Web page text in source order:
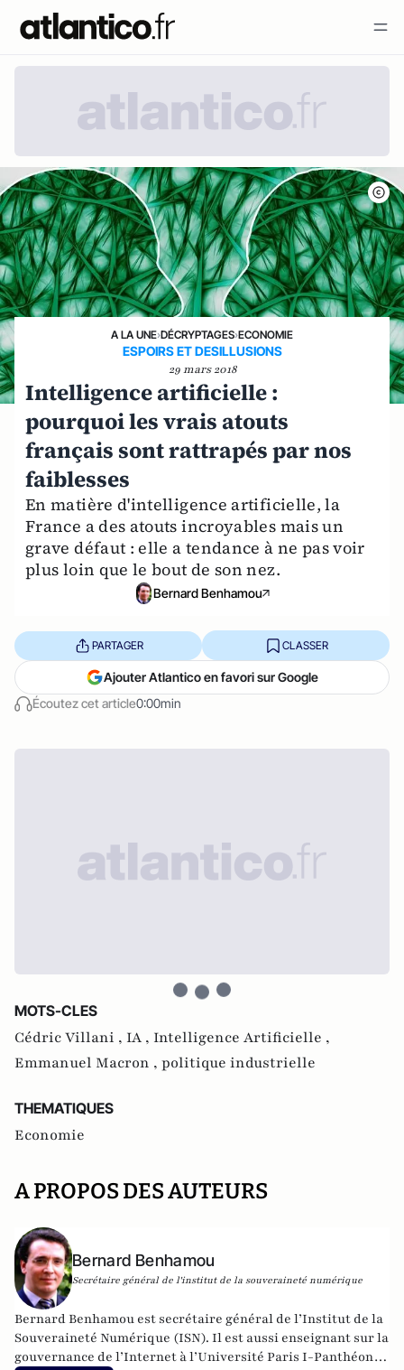
A LA UNE›DÉCRYPTAGES›ECONOMIE
ESPOIRS ET DESILLUSIONS
29 mars 2018
Intelligence artificielle :
pourquoi les vrais atouts
français sont rattrapés par nos
faiblesses
En matière d'intelligence artificielle, la
France a des atouts incroyables mais un
grave défaut : elle a tendance à ne pas voir
plus loin que le bout de son nez.
Bernard Benhamou
Écoutez cet article0:00min
PARTAGER CLASSER
Ajouter Atlantico en favori sur Google
MOTS-CLES
Cédric Villani , IA , Intelligence Artificielle ,
Emmanuel Macron , politique industrielle
THEMATIQUES
Economie
A PROPOS DES AUTEURS
Bernard Benhamou
Secrétaire général de l'institut de la souveraineté numérique
Bernard Benhamou est secrétaire général de l’Institut de la
Souveraineté Numérique (ISN). Il est aussi enseignant sur la
gouvernance de l’Internet à l’Université Paris I-Panthéon